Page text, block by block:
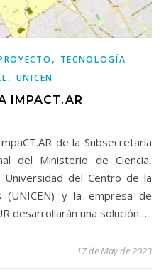
, TECNOLOGÍA
, UNICEN
IMPACT.AR
del Ministerio de Ciencia,
Universidad del Centro de la
(UNICEN) y la empresa de
desarrollarán una solución…
17 de May de 2023